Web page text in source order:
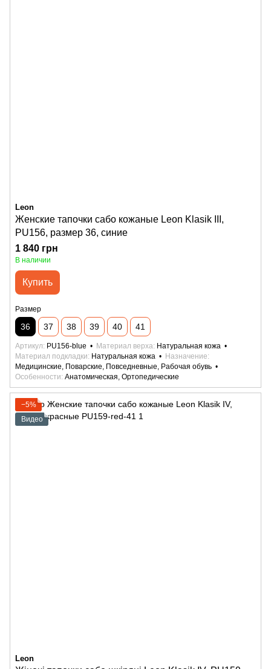
Leon
Женские тапочки сабо кожаные Leon Klasik III,
PU156, размер 36, синие
1 840 грн
В наличии
Купить
Размер
36 37 38 39 40 41
Артикул PU156-blue Материал верха Натуральная кожа
Материал подкладки
Натуральная кожа
Назначение
Медицинские, Поварские, Повседневные, Рабочая обувь
Особенности Анатомическая, Ортопедические
−5%
Видео
Leon